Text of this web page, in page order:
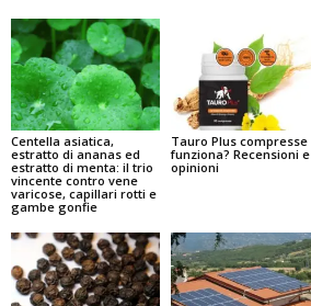
Centella asiatica,
estratto di ananas ed
estratto di menta: il trio
vincente contro vene
varicose, capillari rotti e
gambe gonfie
Tauro Plus compresse
funziona? Recensioni e
opinioni